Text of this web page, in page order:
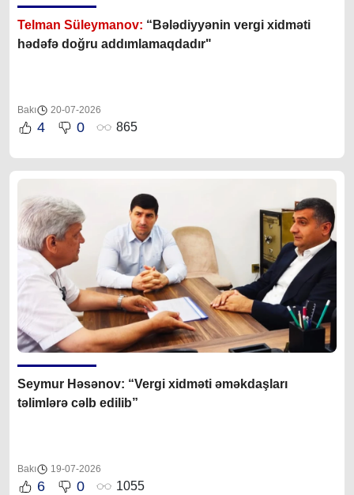
Telman Süleymanov: “Bələdiyyənin vergi xidməti
hədəfə doğru addımlamaqdadır"
Bakı 20-07-2026
4 0 865
Seymur Həsənov: “Vergi xidməti əməkdaşları
təlimlərə cəlb edilib”
Bakı 19-07-2026
6 0 1055